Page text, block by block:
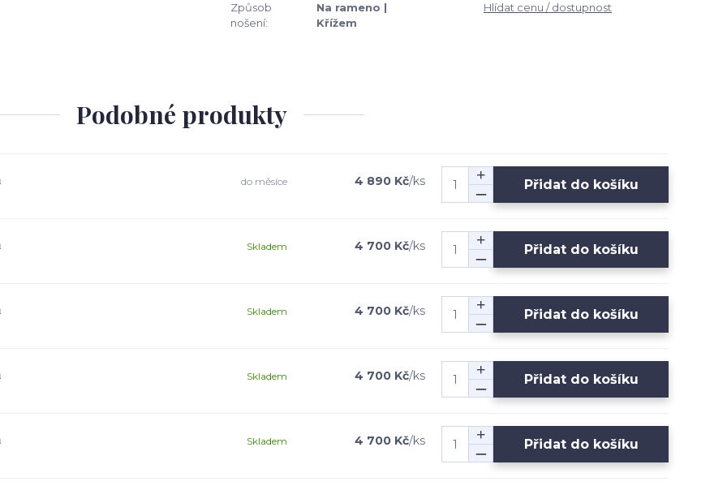
Způsob
nošení:
Na rameno |
Křížem
Hlídat cenu / dostupnost
Podobné produkty
4 890 Kč/ks
do měsíce Přidat do košíku
4 700 Kč/ks
Skladem Přidat do košíku
4 700 Kč/ks
Skladem Přidat do košíku
4 700 Kč/ks
Skladem Přidat do košíku
4 700 Kč/ks
Skladem Přidat do košíku